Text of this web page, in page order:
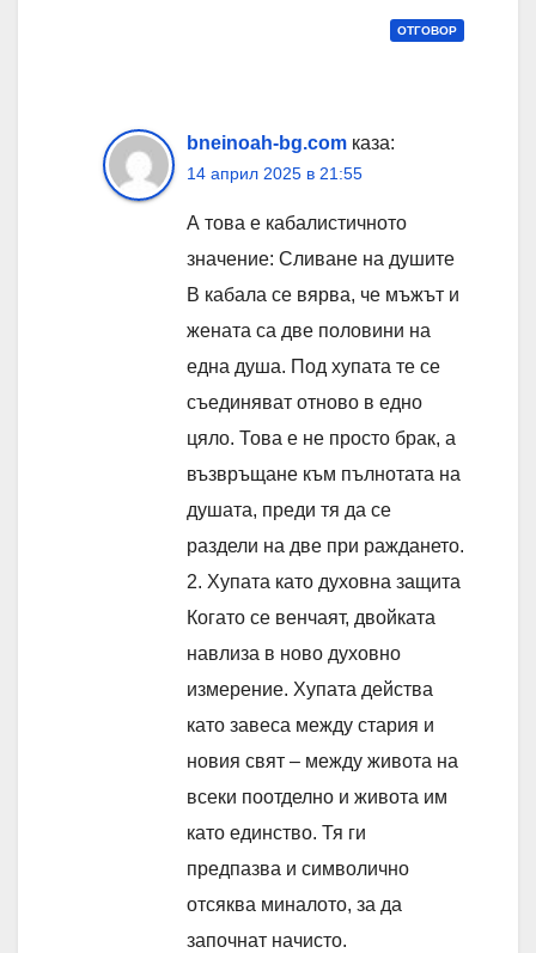
ОТГОВОР
bneinoah-bg.com каза:
14 април 2025 в 21:55
А това е кабалистичното
значение: Сливане на душите
В кабала се вярва, че мъжът и
жената са две половини на
една душа. Под хупата те се
съединяват отново в едно
цяло. Това е не просто брак, а
възвръщане към пълнотата на
душата, преди тя да се
раздели на две при раждането.
2. Хупата като духовна защита
Когато се венчаят, двойката
навлиза в ново духовно
измерение. Хупата действа
като завеса между стария и
новия свят – между живота на
всеки поотделно и живота им
като единство. Тя ги
предпазва и символично
отсяква миналото, за да
започнат начисто.